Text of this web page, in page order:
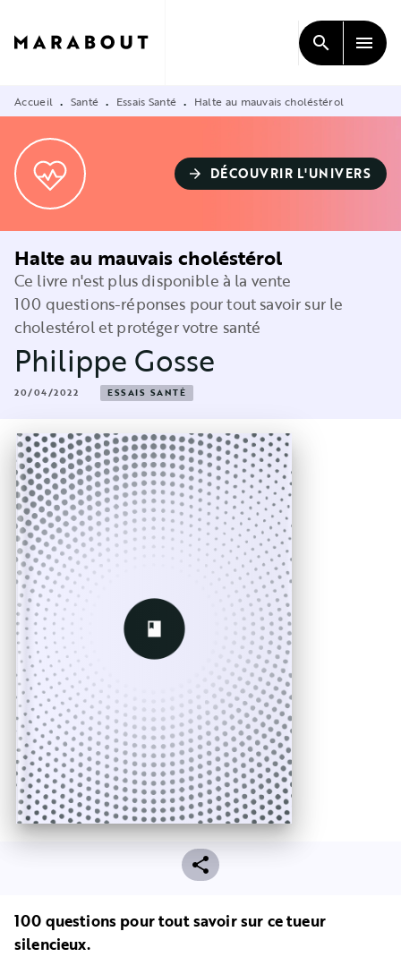
CONTENU
search menu
Accueil • Santé • Essais Santé • Halte au mauvais choléstérol
arrow_forward DÉCOUVRIR L'UNIVERS
Halte au mauvais choléstérol
Ce livre n'est plus disponible à la vente
100 questions-réponses pour tout savoir sur le
cholestérol et protéger votre santé
Philippe Gosse
20/04/2022 ESSAIS SANTÉ
100 questions pour tout savoir sur ce tueur
silencieux.